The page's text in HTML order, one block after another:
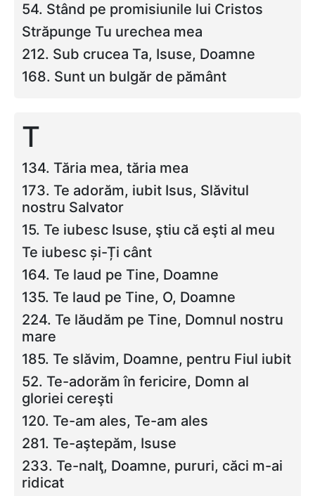
54. Stând pe promisiunile lui Cristos
Străpunge Tu urechea mea
212. Sub crucea Ta, Isuse, Doamne
168. Sunt un bulgăr de pământ
T
134. Tăria mea, tăria mea
173. Te adorăm, iubit Isus, Slăvitul
nostru Salvator
15. Te iubesc Isuse, ştiu că eşti al meu
Te iubesc și-Ți cânt
164. Te laud pe Tine, Doamne
135. Te laud pe Tine, O, Doamne
224. Te lăudăm pe Tine, Domnul nostru
mare
185. Te slăvim, Doamne, pentru Fiul iubit
52. Te-adorăm în fericire, Domn al
gloriei cereşti
120. Te-am ales, Te-am ales
281. Te-aştepăm, Isuse
233. Te-nalţ, Doamne, pururi, căci m-ai
ridicat